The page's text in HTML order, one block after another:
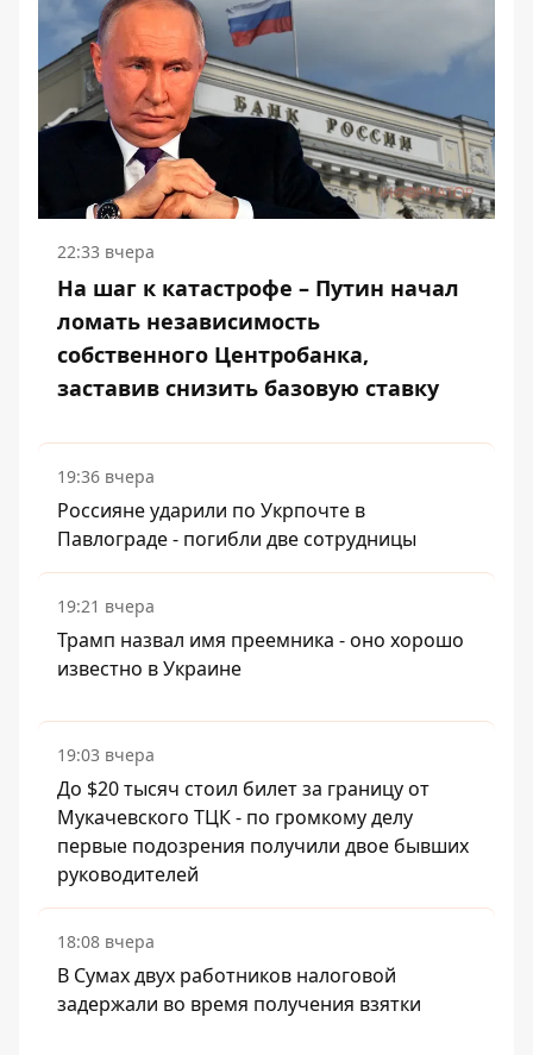
22:33 вчера
На шаг к катастрофе – Путин начал
ломать независимость
собственного Центробанка,
заставив снизить базовую ставку
19:36 вчера
Россияне ударили по Укрпочте в
Павлограде - погибли две сотрудницы
19:21 вчера
Трамп назвал имя преемника - оно хорошо
известно в Украине
19:03 вчера
До $20 тысяч стоил билет за границу от
Мукачевского ТЦК - по громкому делу
первые подозрения получили двое бывших
руководителей
18:08 вчера
В Сумах двух работников налоговой
задержали во время получения взятки